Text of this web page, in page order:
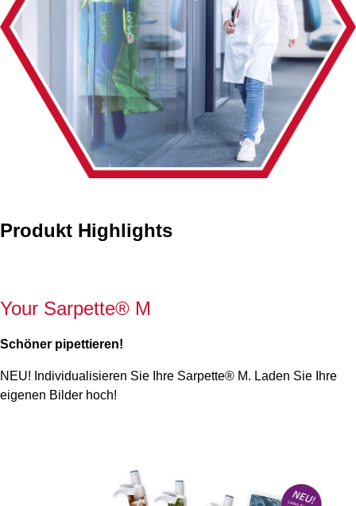
Produkt Highlights
Your Sarpette® M
Schöner pipettieren!
NEU! Individualisieren Sie Ihre Sarpette® M. Laden Sie Ihre
eigenen Bilder hoch!